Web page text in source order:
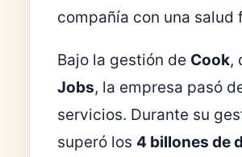
compañía con una
Bajo la gestión de Cook,
Jobs, la empresa pasó
servicios. Durante su
superó los 4 billones de